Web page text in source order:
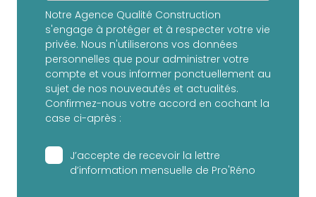
Notre Agence Qualité Construction
s'engage à protéger et à respecter votre vie
privée. Nous n'utiliserons vos données
personnelles que pour administrer votre
compte et vous informer ponctuellement au
sujet de nos nouveautés et actualités.
Confirmez-nous votre accord en cochant la
case ci-après :
J’accepte de recevoir la lettre
d’information mensuelle de Pro'Réno